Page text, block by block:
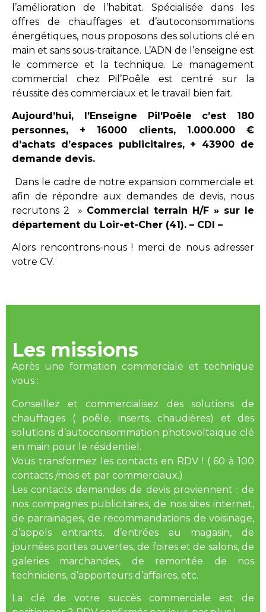
l’amélioration de l’habitat. Spécialisée dans les
offres de chauffages et d’autoconsommations
énergétiques, nous proposons des solutions clé en
main et sans sous-traitance. L’ADN de l’enseigne est
le commerce et la technique. Le management
commercial chez Pil’Poêle est centré sur la
réussite des commerciaux et le travail bien fait.
Aujourd’hui, l’Enseigne Pil’Poêle c’est 180
personnes, + 16000 clients, 1.000.000 €
d’achats d’espaces publicitaires, + 43900 de
demande devis.
Dans le cadre de notre expansion commerciale et
afin de répondre aux demandes de devis, nous
recrutons 2 » Commercial terrain H/F » sur le
département du Loir-et-Cher (41). – CDI –
Alors rencontrons-nous ! merci de nous adresser
votre CV.
Les missions
Après une formation commerciale et technique
vous :
Conseillez et commercialisez des solutions de
chauffages ( poêle, inserts, chaudières) et des
solutions d’autoconsommation photovoltaïque clé
en main pour le résidentiel.
Vous transformez les contacts en RDV ! ( 60 à 100
contacts /mois et par commerciaux.)
Les contacts demandes de devis proviennent : de
nos compagnes publicitaires, de nos sites internet,
de parrainages, de recommandations de voisinage,
d’appels entrants, d’entrées au magasin, de
journées portes ouvertes, de foires et de salons, de
galeries marchandes, de remontée de nos
techniciens, d’apporteurs d’affaires, etc.
La clé de votre succès commerciale est de